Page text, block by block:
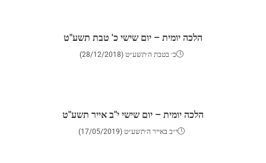
הלכה יומית – יום שישי כ' טבת תשע"ט
כ׳ בטבת ה׳תשע״ט (28/12/2018)
הלכה יומית – יום שישי י"ב אייר תשע"ט
י״ב באייר ה׳תשע״ט (17/05/2019)